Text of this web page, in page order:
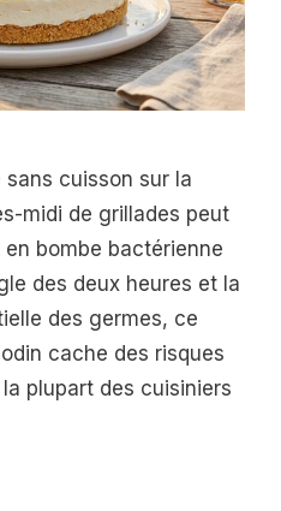
cuisson sur la
midi de grillades peut
bombe bactérienne
des deux heures et la
des germes, ce
cache des risques
plupart des cuisiniers